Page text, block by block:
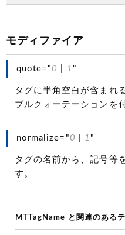
モディファイア
quote="0 1 "
タグに半角空白が含まれ
ブルクォーテーションを
normalize="0 1 "
タグの名前から、記号等
す。
MTTagName と関連のある